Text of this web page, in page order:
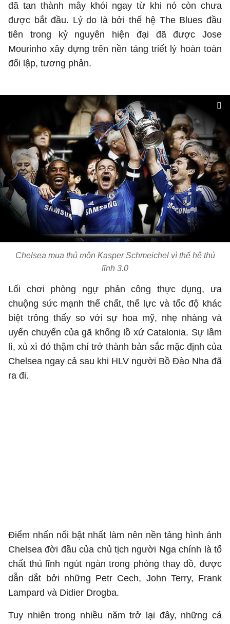
đã tan thành mây khói ngay từ khi nó còn chưa
được bắt đầu. Lý do là bởi thế hệ The Blues đầu
tiên trong kỷ nguyên hiện đại đã được Jose
Mourinho xây dựng trên nền tảng triết lý hoàn toàn
đối lập, tương phản.
Chelsea mua thủ môn Kasper Schmeichel vì thế hệ thủ
lĩnh 3.0
Lối chơi phòng ngự phản công thực dụng, ưa
chuộng sức mạnh thể chất, thể lực và tốc độ khác
biệt trông thấy so với sự hoa mỹ, nhẹ nhàng và
uyển chuyển của gã khổng lồ xứ Catalonia. Sự lầm
lì, xù xì đó thậm chí trở thành bản sắc mặc định của
Chelsea ngay cả sau khi HLV người Bồ Đào Nha đã
ra đi.
Điểm nhấn nổi bật nhất làm nên nền tảng hình ảnh
Chelsea đời đầu của chủ tịch người Nga chính là tố
chất thủ lĩnh ngút ngàn trong phòng thay đồ, được
dẫn dắt bởi những Petr Cech, John Terry, Frank
Lampard và Didier Drogba.
Tuy nhiên trong nhiều năm trở lại đây, những cá